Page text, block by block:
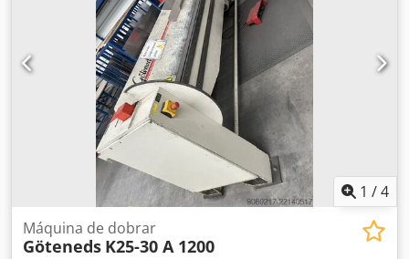
1 /4
Máquina de dobrar
Göteneds K25-30 A 1200